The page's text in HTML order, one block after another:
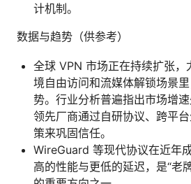
计机制。
数据与趋势（供参考）
全球 VPN 市场正在持续扩张，
境自由访问和流媒体解锁场景
势。行业分析普遍指出市场增速
领先厂商通过自研协议、跨平
策来巩固信任。
WireGuard 等现代协议在近年
高的性能与更低的延迟，是“老